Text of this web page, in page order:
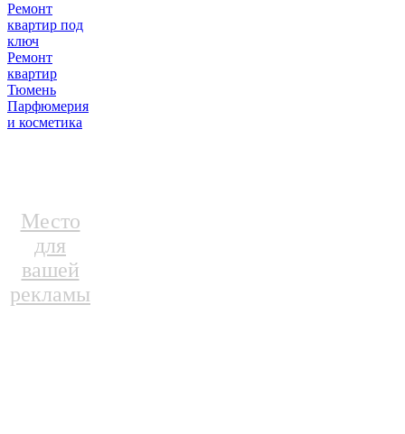
Ремонт
квартир под
ключ
Ремонт
квартир
Тюмень
Парфюмерия
и косметика
Место
для
вашей
рекламы